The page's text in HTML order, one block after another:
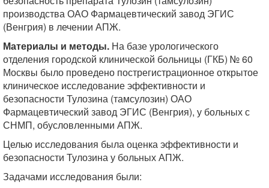
производства ОАО Фармацевтический завод ЭГИС
(Венгрия) в лечении АПЖ.
Материалы и методы. На базе урологического
отделения городской клинической больницы (ГКБ) № 60
Москвы было проведено пострегистрационное открытое
клиническое исследование эффективности и
безопасности Тулозина (тамсулозин) ОАО
Фармацевтический завод ЭГИС (Венгрия), у больных с
СНМП, обусловленными АПЖ.
Целью исследования была оценка эффективности и
безопасности Тулозина у больных АПЖ.
Задачами исследования были: